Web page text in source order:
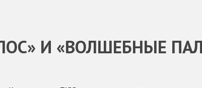
И «ВОЛШЕБНЫЕ